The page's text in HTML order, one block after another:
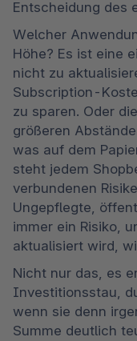
Entscheidung des
Welcher
Höhe? Es ist eine
nicht zu
Subscription-
zu sparen. Oder
größeren
was auf dem
steht jedem
verbundenen
Ungepflegte,
immer ein Risiko,
aktualisiert wird,
Nicht nur das, es
Investitionsstau,
wenn sie denn
Summe deutlich